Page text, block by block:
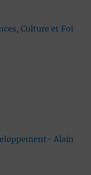
Culture et Foi
Alain